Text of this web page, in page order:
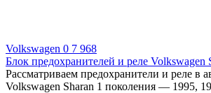
Volkswagen 0 7 968
Блок предохранителей и реле Volkswagen
Рассматриваем предохранители и реле в
Volkswagen Sharan 1 поколения — 1995,